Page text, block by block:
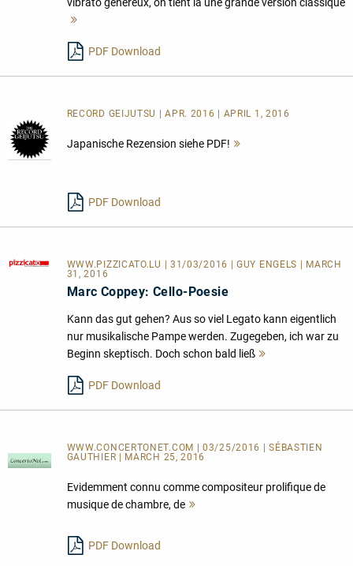
vibrato généreux, on tient là une grande version classique
PDF Download
RECORD GEIJUTSU | APR. 2016 | APRIL 1, 2016
Japanische Rezension siehe PDF!
PDF Download
WWW.PIZZICATO.LU
| 31/03/2016 | GUY ENGELS | MARCH
31, 2016
Marc Coppey: Cello-Poesie
Kann das gut gehen? Aus so viel Legato kann eigentlich
nur musikalische Pampe werden. Zugegeben, ich war zu
Beginn skeptisch. Doch schon bald ließ
PDF Download
WWW.CONCERTONET.COM | 03/25/2016 | SÉBASTIEN
GAUTHIER | MARCH 25, 2016
Evidemment connu comme compositeur prolifique de
musique de chambre, de
PDF Download